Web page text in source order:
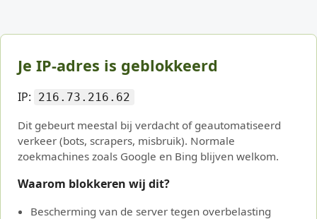
Je IP-adres is geblokkeerd
IP: 216.73.216.62
Dit gebeurt meestal bij verdacht of geautomatiseerd
verkeer (bots, scrapers, misbruik). Normale
zoekmachines zoals Google en Bing blijven welkom.
Waarom blokkeren wij dit?
Bescherming van de server tegen overbelasting